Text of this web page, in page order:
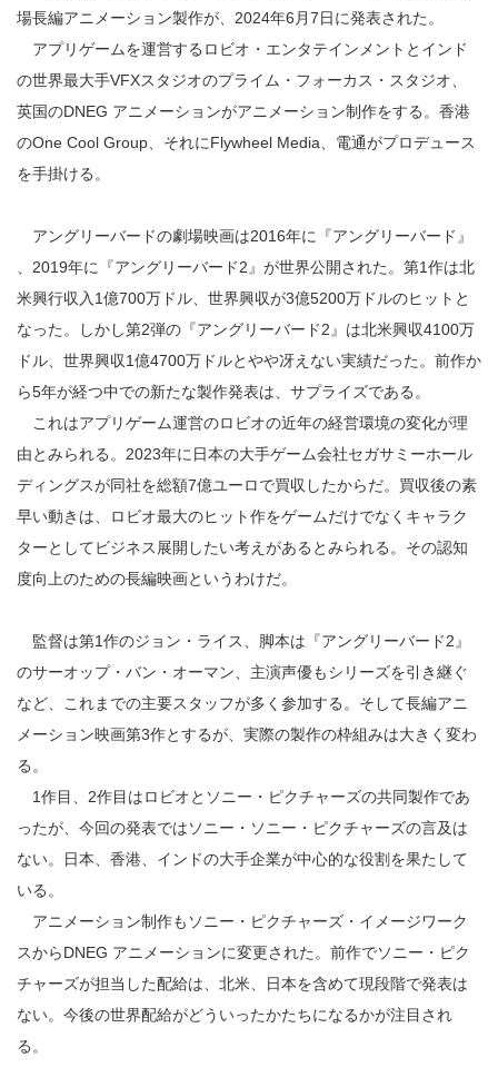
場長編アニメーション製作が、2024年6月7日に発表された。
アプリゲームを運営するロビオ・エンタテインメントとインド
の世界最大手VFXスタジオのプライム・フォーカス・スタジオ、
英国のDNEG アニメーションがアニメーション制作をする。香港
のOne Cool Group、それにFlywheel Media、電通がプロデュース
を手掛ける。
アングリーバードの劇場映画は2016年に『アングリーバード』
、2019年に『アングリーバード2』が世界公開された。第1作は北
米興行収入1億700万ドル、世界興収が3億5200万ドルのヒットと
なった。しかし第2弾の『アングリーバード2』は北米興収4100万
ドル、世界興収1億4700万ドルとやや冴えない実績だった。前作か
ら5年が経つ中での新たな製作発表は、サプライズである。
これはアプリゲーム運営のロビオの近年の経営環境の変化が理
由とみられる。2023年に日本の大手ゲーム会社セガサミーホール
ディングスが同社を総額7億ユーロで買収したからだ。買収後の素
早い動きは、ロビオ最大のヒット作をゲームだけでなくキャラク
ターとしてビジネス展開したい考えがあるとみられる。その認知
度向上のための長編映画というわけだ。
監督は第1作のジョン・ライス、脚本は『アングリーバード2』
のサーオップ・バン・オーマン、主演声優もシリーズを引き継ぐ
など、これまでの主要スタッフが多く参加する。そして長編アニ
メーション映画第3作とするが、実際の製作の枠組みは大きく変わ
る。
1作目、2作目はロビオとソニー・ピクチャーズの共同製作であ
ったが、今回の発表ではソニー・ソニー・ピクチャーズの言及は
ない。日本、香港、インドの大手企業が中心的な役割を果たして
いる。
アニメーション制作もソニー・ピクチャーズ・イメージワーク
スからDNEG アニメーションに変更された。前作でソニー・ピク
チャーズが担当した配給は、北米、日本を含めて現段階で発表は
ない。今後の世界配給がどういったかたちになるかが注目され
る。